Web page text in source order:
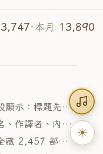
3,747·本月 13,890
站內搜尋加快，並改為分段顯示：標題先出，內文與大藏經隨後補上；首頁背景新增 10 組佛法情境套組，白天與夜間各一版
大藏經新增全文搜尋：經名、作譯者、內文字句皆可查，精確命中整句標亮；大藏經擴充為四藏，共 4,014 部、16,166 卷可讀
「大藏經」上線：大正藏全藏 2,457 部、8,982 卷可線上閱讀（含目錄選單、經名快搜、校勘註、朗讀、三色系），入口在選單最右
☀